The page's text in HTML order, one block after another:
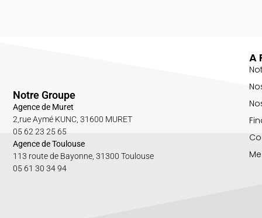
A
Notre Groupe
Agence de Muret
2,rue Aymé KUNC, 31600 MURET
05 62 23 25 65
Agence de Toulouse
113 route de Bayonne, 31300 Toulouse
05 61 30 34 94